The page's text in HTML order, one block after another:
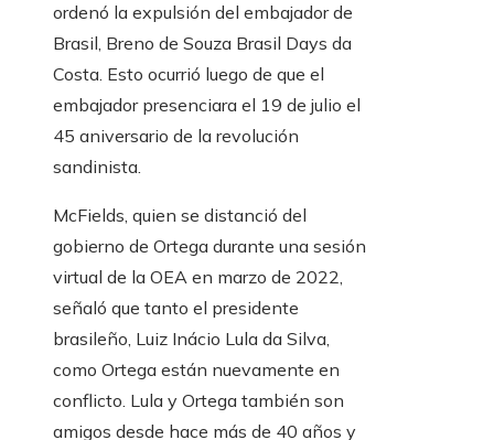
ordenó la expulsión del embajador de
Brasil, Breno de Souza Brasil Days da
Costa. Esto ocurrió luego de que el
embajador presenciara el 19 de julio el
45 aniversario de la revolución
sandinista.
McFields, quien se distanció del
gobierno de Ortega durante una sesión
virtual de la OEA en marzo de 2022,
señaló que tanto el presidente
brasileño, Luiz Inácio Lula da Silva,
como Ortega están nuevamente en
conflicto. Lula y Ortega también son
amigos desde hace más de 40 años y